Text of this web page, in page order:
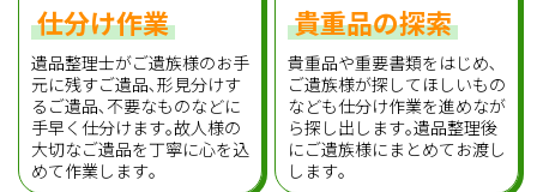
仕分け作業
遺品整理士がご遺族様のお手
元に残すご遺品､形見分けす
るご遺品､不要なものなどに
手早く仕分けます｡故人様の
大切なご遺品を丁寧に心を込
めて作業します｡
貴重品の探索
貴重品や重要書類をはじめ､
ご遺族様が探してほしいもの
なども仕分け作業を進めなが
ら探し出します｡遺品整理後
にご遺族様にまとめてお渡し
します｡